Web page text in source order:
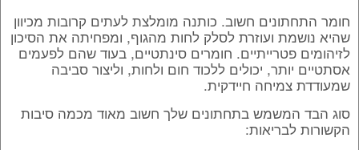
חומר התחתונים חשוב. כותנה מומלצת לעתים קרובות מכיוון
שהיא נושמת ועוזרת לסלק לחות מהגוף, ומפחיתה את הסיכון
לזיהומים פטרייתיים. חומרים סינתטיים, בעוד שהם לפעמים
אסתטיים יותר, יכולים ללכוד חום ולחות, וליצור סביבה
שמעודדת צמיחה חיידקית.
סוג הבד המשמש בתחתונים שלך חשוב מאוד מכמה סיבות
הקשורות לבריאות: